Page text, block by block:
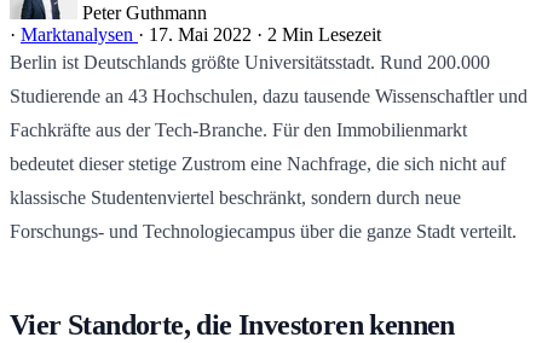
Peter Guthmann
· Marktanalysen · 17. Mai 2022 · 2 Min Lesezeit
Berlin ist Deutschlands größte Universitätsstadt. Rund 200.000
Studierende an 43 Hochschulen, dazu tausende Wissenschaftler und
Fachkräfte aus der Tech-Branche. Für den Immobilienmarkt
bedeutet dieser stetige Zustrom eine Nachfrage, die sich nicht auf
klassische Studentenviertel beschränkt, sondern durch neue
Forschungs- und Technologiecampus über die ganze Stadt verteilt.
Vier Standorte, die Investoren kennen